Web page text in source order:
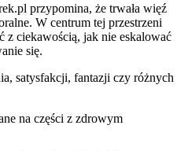
przypomina, że trwała więź
W centrum tej przestrzeni
z ciekawością, jak nie eskalować
się.
satysfakcji, fantazji czy różnych
na części z zdrowym